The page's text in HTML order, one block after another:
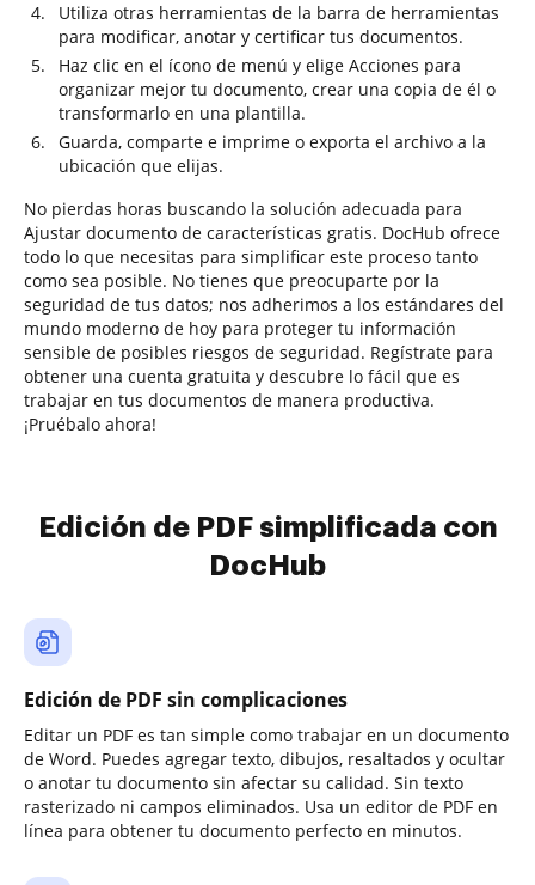
Utiliza otras herramientas de la barra de herramientas
para modificar, anotar y certificar tus documentos.
Haz clic en el ícono de menú y elige Acciones para
organizar mejor tu documento, crear una copia de él o
transformarlo en una plantilla.
Guarda, comparte e imprime o exporta el archivo a la
ubicación que elijas.
No pierdas horas buscando la solución adecuada para
Ajustar documento de características gratis. DocHub ofrece
todo lo que necesitas para simplificar este proceso tanto
como sea posible. No tienes que preocuparte por la
seguridad de tus datos; nos adherimos a los estándares del
mundo moderno de hoy para proteger tu información
sensible de posibles riesgos de seguridad. Regístrate para
obtener una cuenta gratuita y descubre lo fácil que es
trabajar en tus documentos de manera productiva.
¡Pruébalo ahora!
Edición de PDF simplificada con
DocHub
Edición de PDF sin complicaciones
Editar un PDF es tan simple como trabajar en un documento
de Word. Puedes agregar texto, dibujos, resaltados y ocultar
o anotar tu documento sin afectar su calidad. Sin texto
rasterizado ni campos eliminados. Usa un editor de PDF en
línea para obtener tu documento perfecto en minutos.